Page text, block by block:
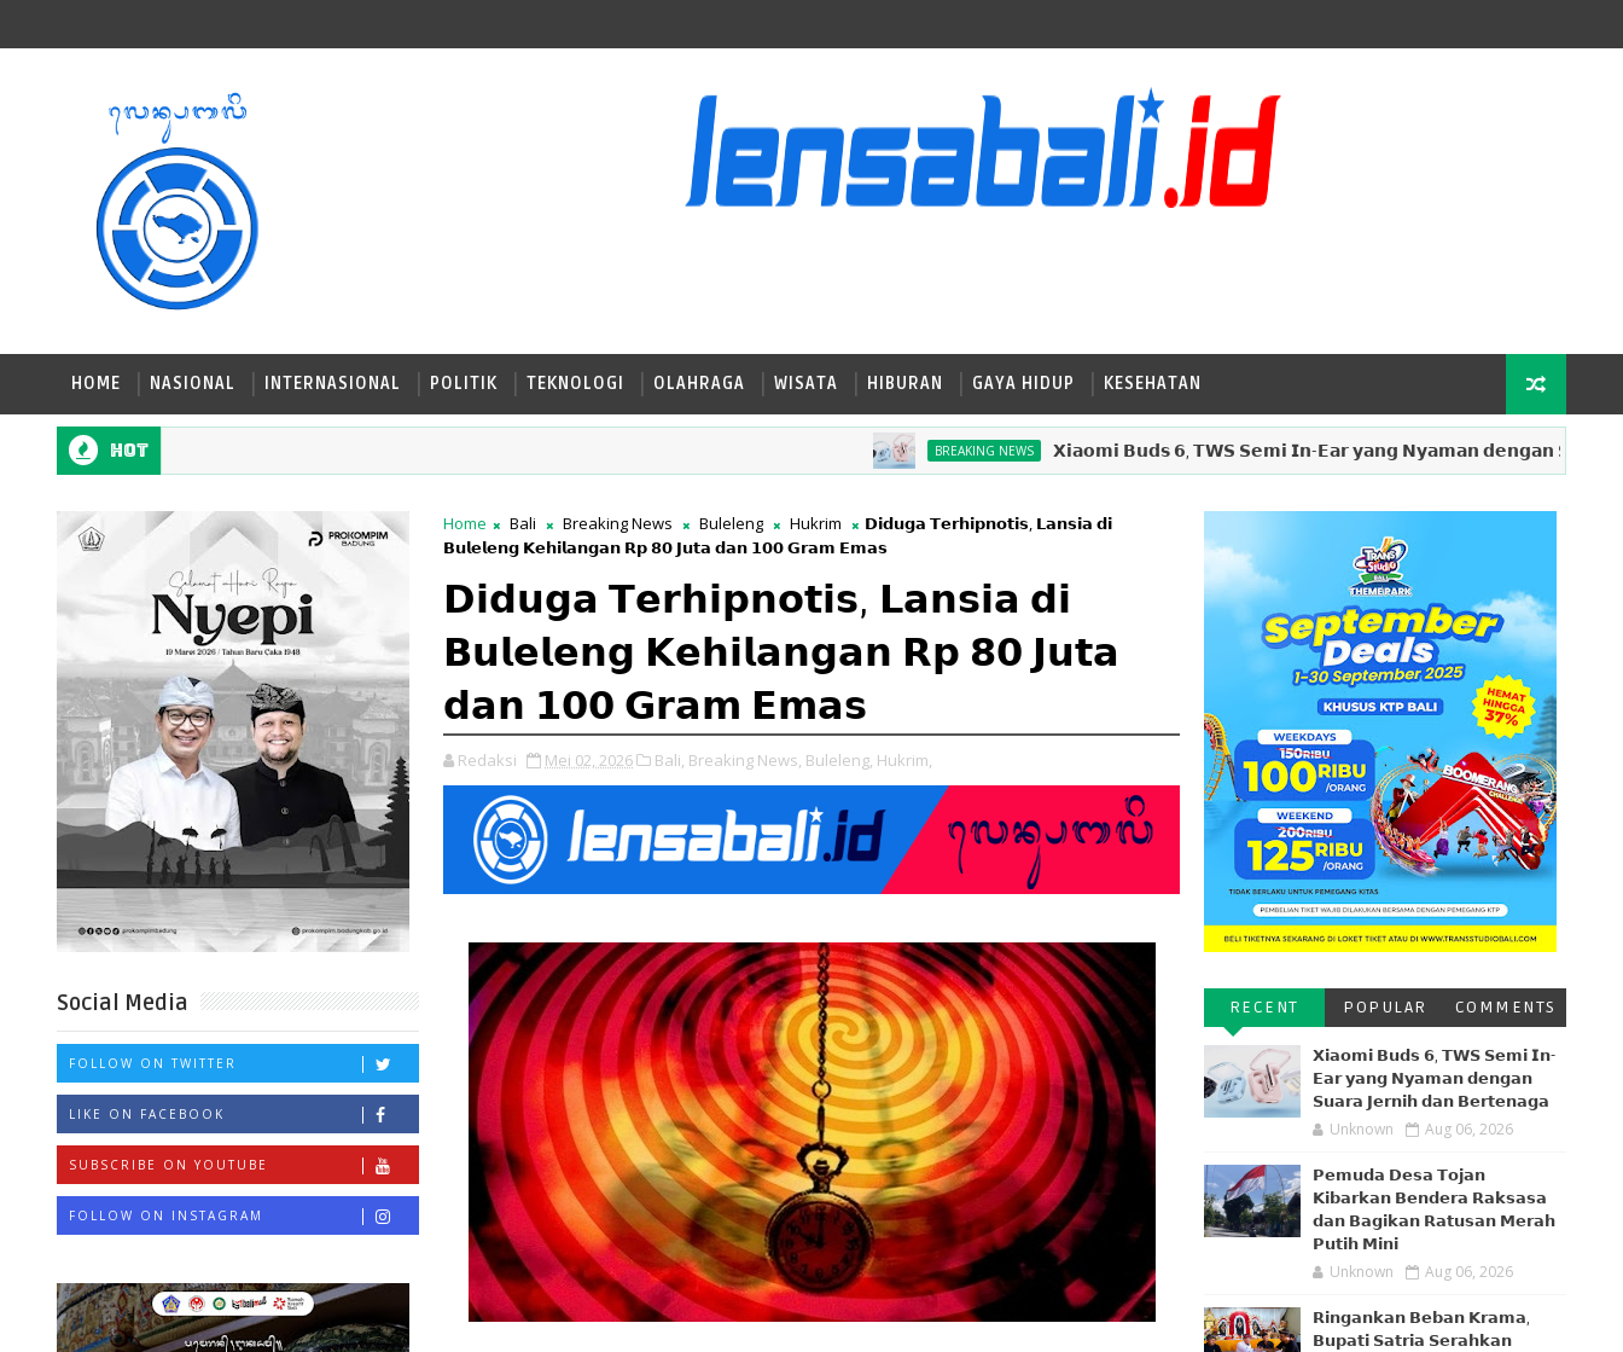
HOME NASIONAL INTERNASIONAL POLITIK TEKNOLOGI OLAHRAGA WISATA HIBURAN GAYA HIDUP KESEHATAN
Hot BREAKING NEWS 𝗫𝗶𝗮𝗼𝗺𝗶 𝗕𝘂𝗱𝘀 𝟲, 𝗧𝗪𝗦 𝗦𝗲𝗺𝗶 𝗜𝗻-𝗘𝗮𝗿 𝘆𝗮𝗻𝗴 𝗡𝘆𝗮𝗺𝗮𝗻 𝗱𝗲𝗻𝗴𝗮𝗻 𝗦𝘂𝗮𝗿𝗮 𝗝𝗲𝗿𝗻𝗶𝗵
Social Media
FOLLOW ON TWITTER
LIKE ON FACEBOOK
SUBSCRIBE ON YOUTUBE
FOLLOW ON INSTAGRAM
Home Bali Breaking News Buleleng Hukrim
𝗗𝗶𝗱𝘂𝗴𝗮 𝗧𝗲𝗿𝗵𝗶𝗽𝗻𝗼𝘁𝗶𝘀, 𝗟𝗮𝗻𝘀𝗶𝗮 𝗱𝗶
𝗕𝘂𝗹𝗲𝗹𝗲𝗻𝗴 𝗞𝗲𝗵𝗶𝗹𝗮𝗻𝗴𝗮𝗻 𝗥𝗽 𝟴𝟬 𝗝𝘂𝘁𝗮 𝗱𝗮𝗻 𝟭𝟬𝟬 𝗚𝗿𝗮𝗺 𝗘𝗺𝗮𝘀
𝗗𝗶𝗱𝘂𝗴𝗮 𝗧𝗲𝗿𝗵𝗶𝗽𝗻𝗼𝘁𝗶𝘀, 𝗟𝗮𝗻𝘀𝗶𝗮 𝗱𝗶
𝗕𝘂𝗹𝗲𝗹𝗲𝗻𝗴 𝗞𝗲𝗵𝗶𝗹𝗮𝗻𝗴𝗮𝗻 𝗥𝗽 𝟴𝟬 𝗝𝘂𝘁𝗮
𝗱𝗮𝗻 𝟭𝟬𝟬 𝗚𝗿𝗮𝗺 𝗘𝗺𝗮𝘀
Redaksi Mei 02, 2026 Bali, Breaking News, Buleleng, Hukrim,
RECENT POPULAR COMMENTS
𝗫𝗶𝗮𝗼𝗺𝗶 𝗕𝘂𝗱𝘀 𝟲, 𝗧𝗪𝗦 𝗦𝗲𝗺𝗶 𝗜𝗻-
𝗘𝗮𝗿 𝘆𝗮𝗻𝗴 𝗡𝘆𝗮𝗺𝗮𝗻 𝗱𝗲𝗻𝗴𝗮𝗻
𝗦𝘂𝗮𝗿𝗮 𝗝𝗲𝗿𝗻𝗶𝗵 𝗱𝗮𝗻 𝗕𝗲𝗿𝘁𝗲𝗻𝗮𝗴𝗮
Unknown Aug 06, 2026
𝗣𝗲𝗺𝘂𝗱𝗮 𝗗𝗲𝘀𝗮 𝗧𝗼𝗷𝗮𝗻
𝗞𝗶𝗯𝗮𝗿𝗸𝗮𝗻 𝗕𝗲𝗻𝗱𝗲𝗿𝗮 𝗥𝗮𝗸𝘀𝗮𝘀𝗮
𝗱𝗮𝗻 𝗕𝗮𝗴𝗶𝗸𝗮𝗻 𝗥𝗮𝘁𝘂𝘀𝗮𝗻 𝗠𝗲𝗿𝗮𝗵
𝗣𝘂𝘁𝗶𝗵 𝗠𝗶𝗻𝗶
Unknown Aug 06, 2026
𝗥𝗶𝗻𝗴𝗮𝗻𝗸𝗮𝗻 𝗕𝗲𝗯𝗮𝗻 𝗞𝗿𝗮𝗺𝗮,
𝗕𝘂𝗽𝗮𝘁𝗶 𝗦𝗮𝘁𝗿𝗶𝗮 𝗦𝗲𝗿𝗮𝗵𝗸𝗮𝗻